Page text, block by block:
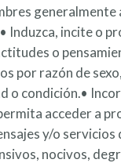
generalmente
Induzca, incite o
o
por razón de
o condición.•
acceder a
y/o servicios
nocivos,